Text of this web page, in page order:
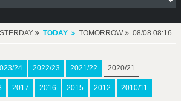
TODAY TOMORROW 08/08 08:16
24 2022/23 2021/22 2020/21
2017 2016 2015 2012 2010/11